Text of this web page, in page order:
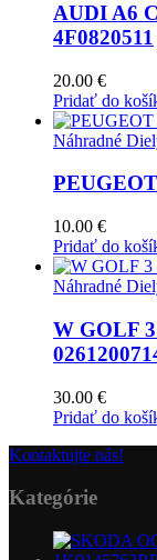
AUDI A6
4F0820511
20.00 €
Pridať do
Náhradné
10.00 €
Pridať do
Náhradné
W GOLF
30.00 €
Pridať do
Kontaktujte nás!
Kategórie